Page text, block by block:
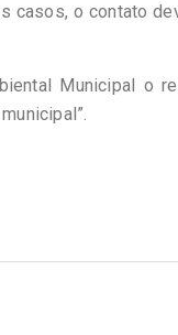
casos, o contato
Municipal o